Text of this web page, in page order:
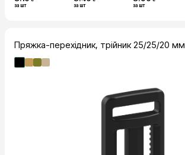
за шт
за шт
за шт
Пряжка-перехідник, трійник 25/25/20 мм